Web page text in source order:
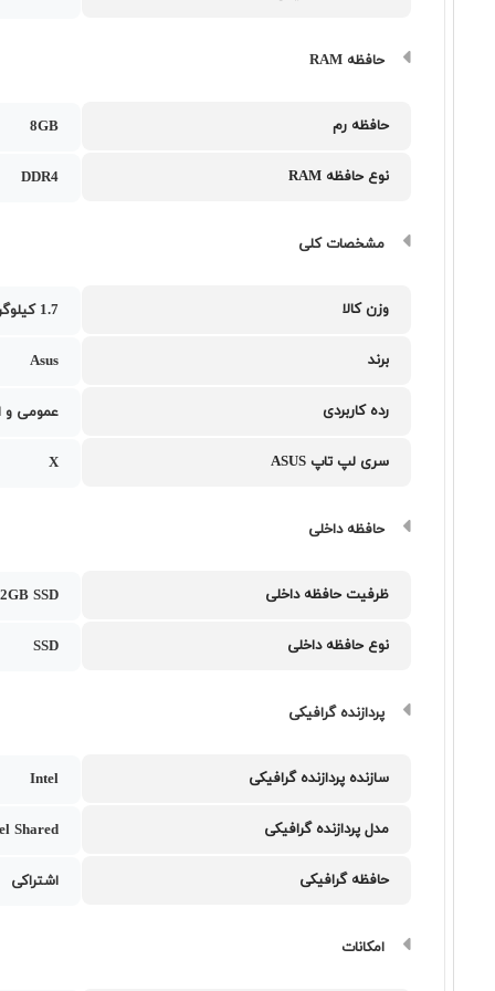
حافظه RAM
حافظه رم 8GB
نوع حافظه RAM DDR4
مشخصات کلی
وزن کالا 1.7 کیلوگرم
برند Asus
رده کاربردی عمومی و
سری لپ تاپ ASUS X
حافظه داخلی
ظرفیت حافظه داخلی SSD
نوع حافظه داخلی SSD
پردازنده گرافیکی
سازنده پردازنده گرافیکی Intel
مدل پردازنده گرافیکی Shared
حافظه گرافیکی اشتراکی
امکانات